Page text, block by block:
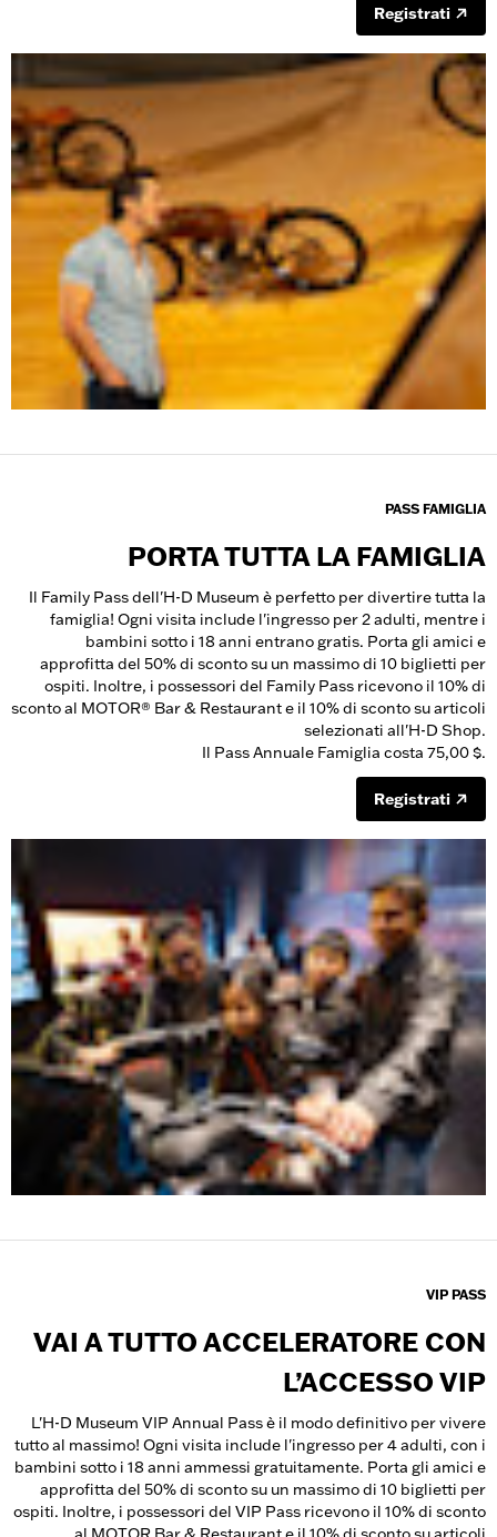
Registrati
PASS FAMIGLIA
PORTA TUTTA LA FAMIGLIA
Il Family Pass dell'H-D Museum è perfetto per divertire tutta la
famiglia! Ogni visita include l'ingresso per 2 adulti, mentre i
bambini sotto i 18 anni entrano gratis. Porta gli amici e
approfitta del 50% di sconto su un massimo di 10 biglietti per
ospiti. Inoltre, i possessori del Family Pass ricevono il 10% di
sconto al MOTOR® Bar & Restaurant e il 10% di sconto su articoli
selezionati all'H-D Shop.
Il Pass Annuale Famiglia costa 75,00 $.
Registrati
VIP PASS
VAI A TUTTO ACCELERATORE CON
L’ACCESSO VIP
L'H-D Museum VIP Annual Pass è il modo definitivo per vivere
tutto al massimo! Ogni visita include l'ingresso per 4 adulti, con i
bambini sotto i 18 anni ammessi gratuitamente. Porta gli amici e
approfitta del 50% di sconto su un massimo di 10 biglietti per
ospiti. Inoltre, i possessori del VIP Pass ricevono il 10% di sconto